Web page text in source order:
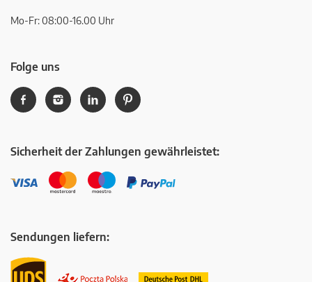
Mo-Fr: 08:00-16.00 Uhr
Folge uns
Sicherheit der Zahlungen gewährleistet:
Sendungen liefern: